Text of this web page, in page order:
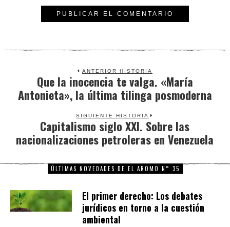
ANTERIOR HISTORIA
Previous
post:
Que la inocencia te valga. «María
Antonieta», la última tilinga posmoderna
SIGUIENTE HISTORIA
Next
post:
Capitalismo siglo XXI. Sobre las
nacionalizaciones petroleras en Venezuela
ÚLTIMAS NOVEDADES DE EL AROMO N° 35
El primer derecho: Los debates
jurídicos en torno a la cuestión
ambiental